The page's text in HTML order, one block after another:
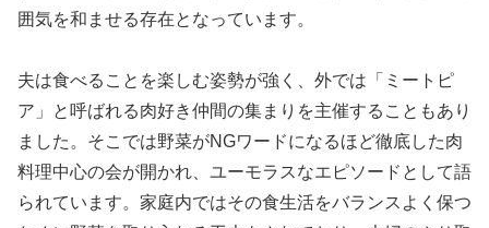
囲気を和ませる存在となっています。
夫は食べることを楽しむ姿勢が強く、外では「ミートピ
ア」と呼ばれる肉好き仲間の集まりを主催することもあり
ました。そこでは野菜がNGワードになるほど徹底した肉
料理中心の会が開かれ、ユーモラスなエピソードとして語
られています。家庭内ではその食生活をバランスよく保つ